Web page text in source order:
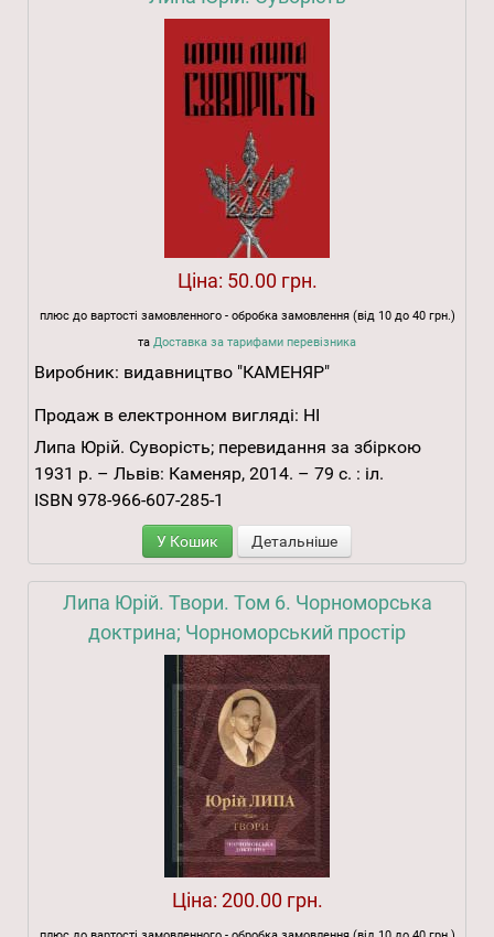
Ціна: 50.00 грн.
плюс до вартості замовленного - обробка замовлення (від 10 до 40 грн.)
та Доставка за тарифами перевізника
Виробник: видавництво "КАМЕНЯР"
Продаж в електронном вигляді: НІ
Липа Юрій. Суворість; перевидання за збіркою
1931 р. – Львів: Каменяр, 2014. – 79 с. : іл.
ISBN 978-966-607-285-1
У Кошик Детальніше
Липа Юрій. Твори. Том 6. Чорноморська
доктрина; Чорноморський простір
Ціна: 200.00 грн.